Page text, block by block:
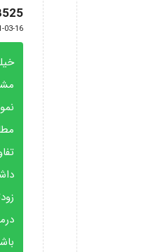
2021-03-16